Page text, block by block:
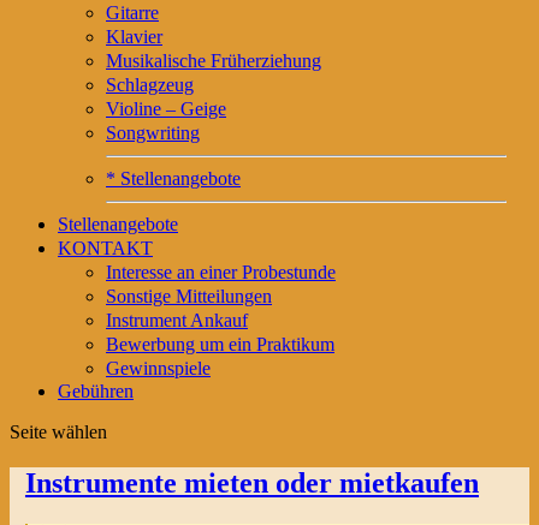
Gitarre
Klavier
Musikalische Früherziehung
Schlagzeug
Violine – Geige
Songwriting
* Stellenangebote
Stellenangebote
KONTAKT
Interesse an einer Probestunde
Sonstige Mitteilungen
Instrument Ankauf
Bewerbung um ein Praktikum
Gewinnspiele
Gebühren
Seite wählen
Instrumente mieten oder mietkaufen